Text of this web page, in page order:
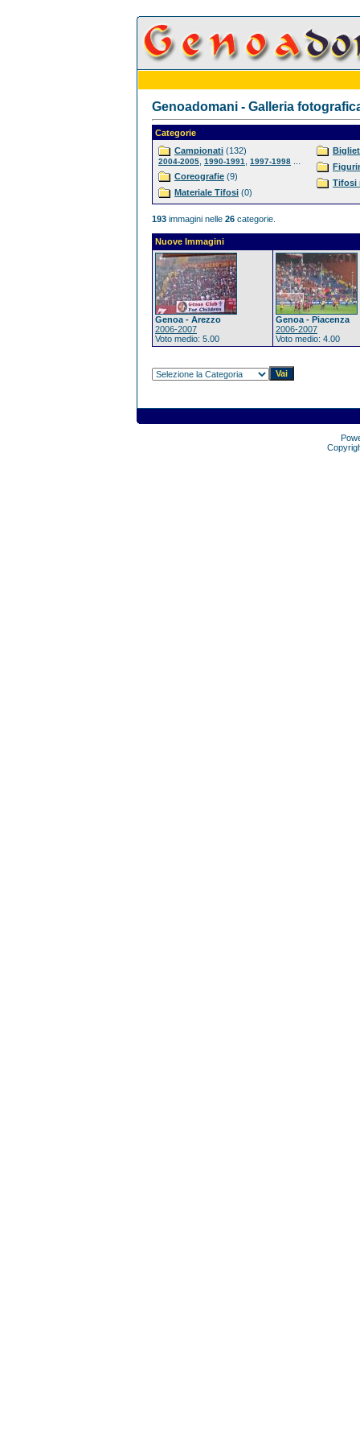
Genoadomani - Galleria
Categorie
Campionati (132)
2004-2005 1990-1991 1997-1998
Coreografie (9)
Materiale Tifosi (0)
Tifosi
193 immagini nelle 26 categorie.
Nuove Immagini
Genoa - Arezzo
2006-2007
Voto medio: 5.00
Genoa - Piacenza
2006-2007
Voto medio: 4.00